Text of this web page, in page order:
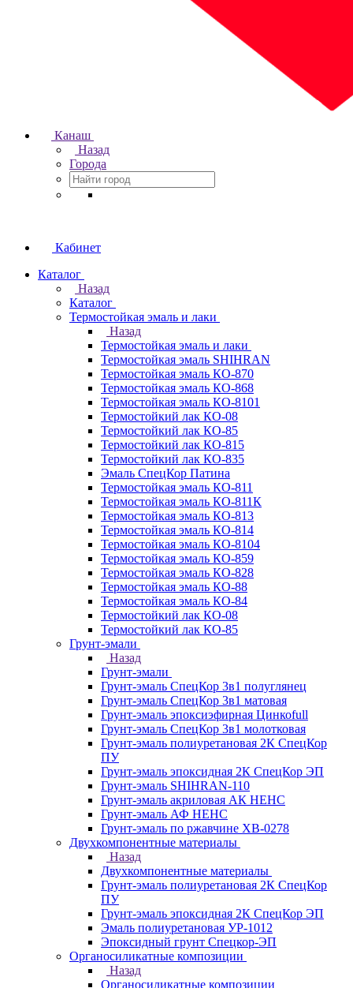
Канаш
Назад
Города
Кабинет
Каталог
Назад
Каталог
Термостойкая эмаль и лаки
Назад
Термостойкая эмаль и лаки
Термостойкая эмаль SHIHRAN
Термостойкая эмаль КО-870
Термостойкая эмаль КО-868
Термостойкая эмаль КО-8101
Термостойкий лак КО-08
Термостойкий лак КО-85
Термостойкий лак КО-815
Термостойкий лак КО-835
Эмаль СпецКор Патина
Термостойкая эмаль КО-811
Термостойкая эмаль КО-811К
Термостойкая эмаль КО-813
Термостойкая эмаль КО-814
Термостойкая эмаль КО-8104
Термостойкая эмаль КО-859
Термостойкая эмаль КО-828
Термостойкая эмаль КО-88
Термостойкая эмаль КО-84
Термостойкий лак КО-08
Термостойкий лак КО-85
Грунт-эмали
Назад
Грунт-эмали
Грунт-эмаль СпецКор 3в1 полуглянец
Грунт-эмаль СпецКор 3в1 матовая
Грунт-эмаль эпоксиэфирная Цинкоfull
Грунт-эмаль СпецКор 3в1 молотковая
Грунт-эмаль полиуретановая 2К СпецКор
ПУ
Грунт-эмаль эпоксидная 2К СпецКор ЭП
Грунт-эмаль SHIHRAN-110
Грунт-эмаль акриловая АК НЕНС
Грунт-эмаль АФ НЕНС
Грунт-эмаль по ржавчине ХВ-0278
Двухкомпонентные материалы
Назад
Двухкомпонентные материалы
Грунт-эмаль полиуретановая 2К СпецКор
ПУ
Грунт-эмаль эпоксидная 2К СпецКор ЭП
Эмаль полиуретановая УР-1012
Эпоксидный грунт Спецкор-ЭП
Органосиликатные композиции
Назад
Органосиликатные композиции